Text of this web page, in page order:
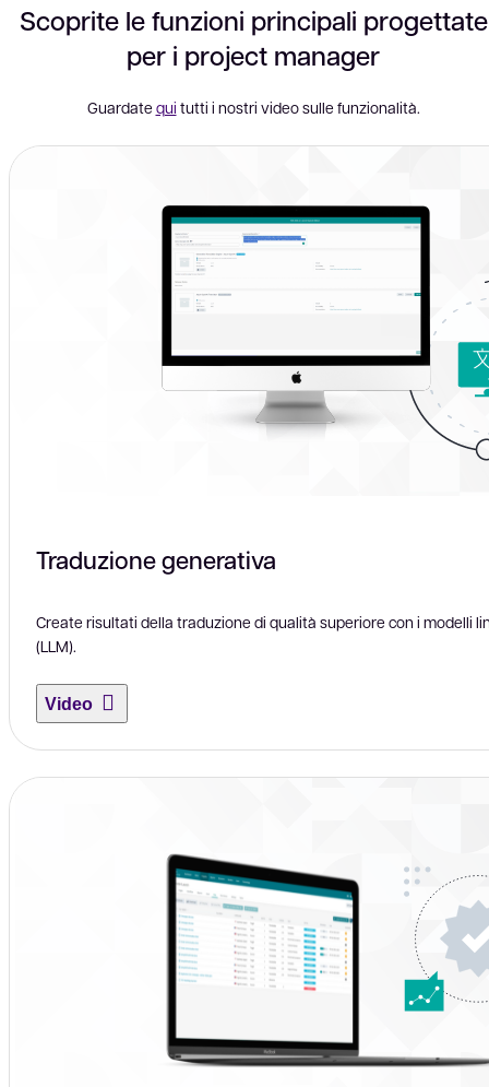
Scoprite le funzioni principali progettate
per i project manager
Guardate qui tutti i nostri video sulle funzionalità.
Traduzione generativa
Create risultati della traduzione di qualità superiore con i modelli
(LLM).
Video